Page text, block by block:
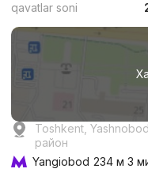
Topshirildi 2025,
TJ «Yangi
5
qavatlar soni
Toshkent,
район
Yangiobod 234 м 3